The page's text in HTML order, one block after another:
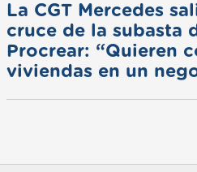
La CGT Mercedes
cruce de la subasta
Procrear: “Quieren
viviendas en un